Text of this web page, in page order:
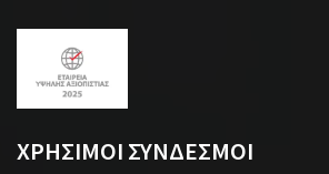
ΧΡΗΣΙΜΟΙ ΣΥΝΔΕΣΜΟΙ